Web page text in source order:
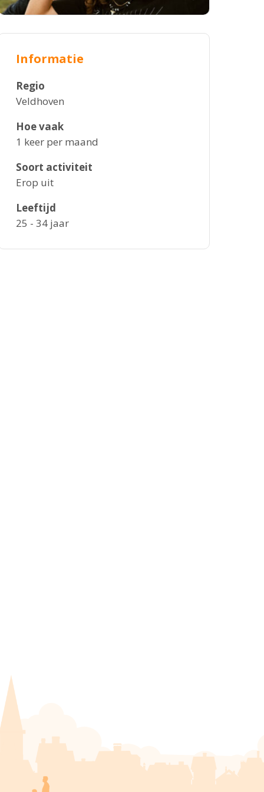
Informatie
Regio
Veldhoven
Hoe vaak
1 keer per maand
Soort activiteit
Erop uit
Leeftijd
25 - 34 jaar